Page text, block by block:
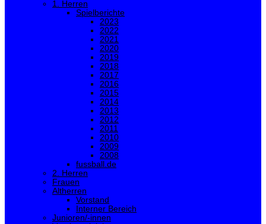
1. Herren
Spielberichte
2023
2022
2021
2020
2019
2018
2017
2016
2015
2014
2013
2012
2011
2010
2009
2008
fussball.de
2. Herren
Frauen
Altherren
Vorstand
Interner Bereich
Junioren/-innen